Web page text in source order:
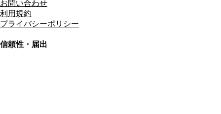
お問い合わせ
利用規約
プライバシーポリシー
信頼性・届出